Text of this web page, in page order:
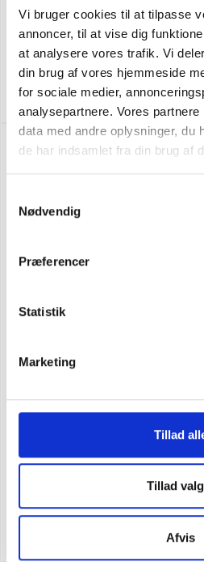
Vi bruger cookies til at tilpasse
annoncer, til at vise dig
at analysere vores trafik. Vi
din brug af vores hjemmeside
for sociale medier,
analysepartnere. Vores
data med andre oplysninger, du
de har indsamlet fra din brug af
Nødvendig
Præferencer
Statistik
Marketing
Tillad
Tillad
Afvis
Steel blue whyalla S3 säkerhetsstövlar
SEK 2.799,00u. moms